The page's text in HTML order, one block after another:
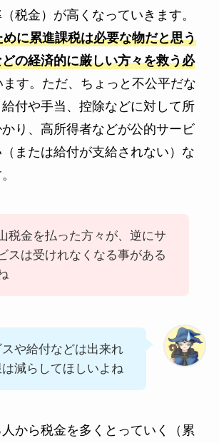
税金）が高くなっていきます。
に累進課税は必要な物だと思う
の経済的に厳しい方々を救う必
ます。ただ、ちょっと不公平だな
付や手当、控除などに対して所
り、高所得者などが公的サービ
または給付が支給されない）な
税金を払った方々が、逆にサ
スは受けれなくなる事がある
や給付などは出来れ
減らしてほしいよね
から税金を多くとっていく（累